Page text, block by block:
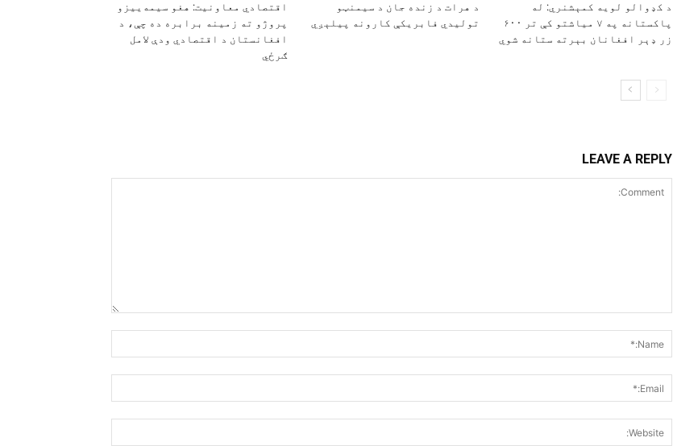
د کډوالو لویه کمېشنري: له
پاکستانه په ۷ میاشتو کې تر ۶۰۰
زر ډېر افغانان بېرته ستانه شوي
د هرات د زنده جان د سیمنټو
تولیدي فابریکې کارونه پیلېږي
اقتصادي معاونیت: هغو سیمه‌ییزو
پروژو ته زمینه برابره ده چې، د
افغانستان د اقتصادي ودې لامل
ګرځي
LEAVE A REPLY